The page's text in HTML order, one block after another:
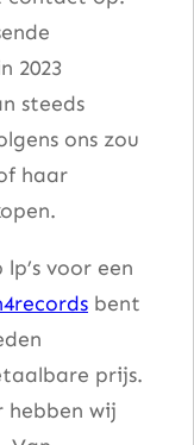
2023
steeds
ons zou
haar
voor een
bent
prijs.
hebben wij